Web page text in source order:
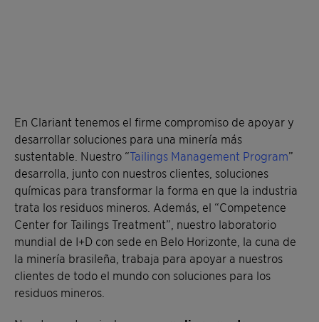
En Clariant tenemos el firme compromiso de apoyar y
desarrollar soluciones para una minería más
sustentable. Nuestro “Tailings Management Program”
desarrolla, junto con nuestros clientes, soluciones
químicas para transformar la forma en que la industria
trata los residuos mineros. Además, el “Competence
Center for Tailings Treatment”, nuestro laboratorio
mundial de I+D con sede en Belo Horizonte, la cuna de
la minería brasileña, trabaja para apoyar a nuestros
clientes de todo el mundo con soluciones para los
residuos mineros.